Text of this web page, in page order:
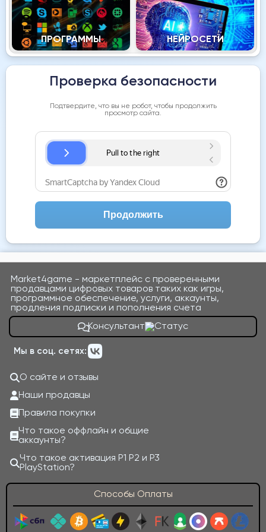
ПРОГРАММЫ НЕЙРОСЕТИ
Проверка безопасности
Подтвердите, что вы не робот, чтобы продолжить
просмотр сайта.
Продолжить
Market4game - маркетплейс с проверенными
продавцами цифровых товаров таких как игры,
программное обеспечение, услуги, аккаунты,
продления подписки и пополнения счета
Консультант
Мы в соц. сетях:
О сайте и отзывы
Наши продавцы
Правила покупки
Что такое оффлайн и общие
аккаунты?
Что такое активация P1 P2 и P3
PlayStation?
Способы Оплаты